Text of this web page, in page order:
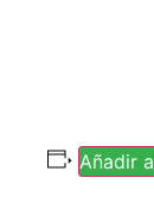
Añadir